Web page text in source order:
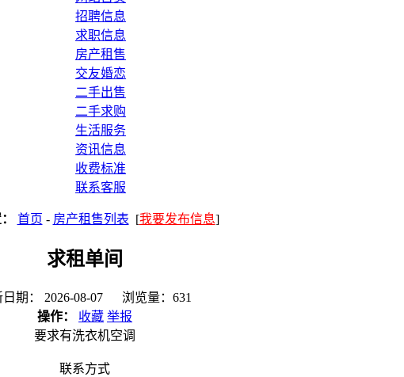
招聘信息
求职信息
房产租售
交友婚恋
二手出售
二手求购
生活服务
资讯信息
收费标准
联系客服
首页 - 房产租售列表 [我要发布信息]
求租单间
日期： 2026-08-07 浏览量：631
操作：
收藏 举报
要求有洗衣机空调
联系方式